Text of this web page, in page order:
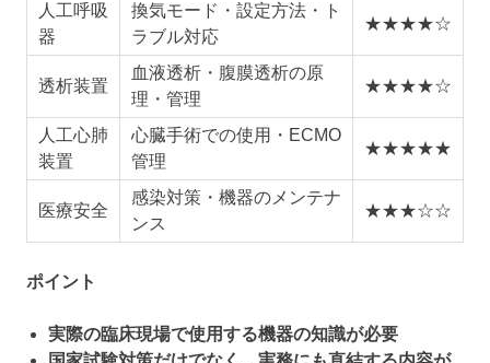
人工呼吸
器
換気モード・設定方法・ト
ラブル対応
★★★★☆
透析装置
血液透析・腹膜透析の原
理・管理
★★★★☆
人工心肺
装置
心臓手術での使用・ECMO
管理
★★★★★
医療安全
感染対策・機器のメンテナ
ンス
★★★☆☆
ポイント
実際の臨床現場で使用する機器の知識が必要